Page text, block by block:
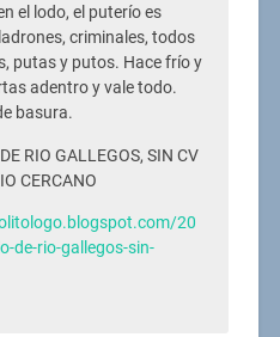
el lodo, el puterío es
criminales, todos
putas y putos. Hace frío y
adentro y vale todo.
basura.
RIO GALLEGOS, SIN CV
CERCANO
20
de-rio-gallegos-sin-